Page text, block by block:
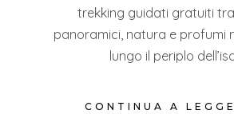
trekking guidati gratuiti
panoramici, natura e profumi
lungo il periplo
CONTINUA A